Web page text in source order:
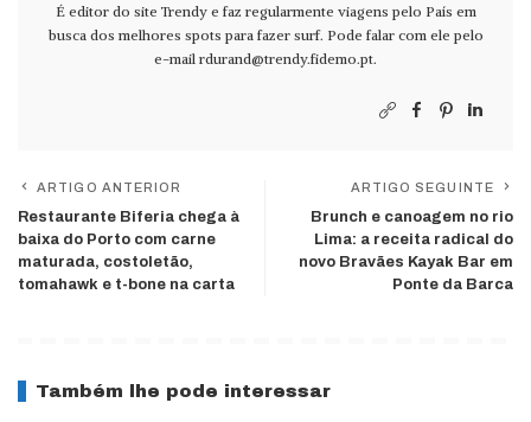
É editor do site Trendy e faz regularmente viagens pelo País em
busca dos melhores spots para fazer surf. Pode falar com ele pelo
e-mail rdurand@trendy.fidemo.pt.
ARTIGO ANTERIOR
Restaurante Biferia chega à
baixa do Porto com carne
maturada, costoletão,
tomahawk e t-bone na carta
ARTIGO SEGUINTE
Brunch e canoagem no rio
Lima: a receita radical do
novo Bravães Kayak Bar em
Ponte da Barca
Também lhe pode interessar